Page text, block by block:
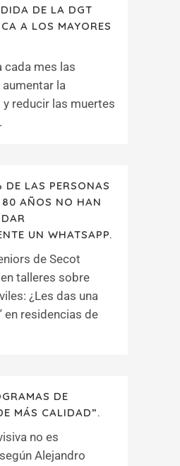
DE LA DGT
A LOS MAYORES
cada mes las
la
reducir las muertes
DE LAS PERSONAS
80 AÑOS NO HAN
UN WHATSAPP.
de Secot
talleres sobre
¿Les das una
en residencias de
DE
MÁS CALIDAD”.
no es
Alejandro